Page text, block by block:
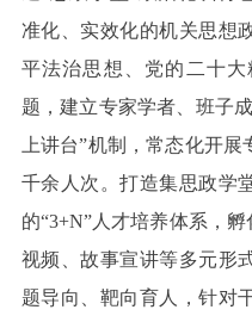
准化、实效化的机关思想
平法治思想、党的二十
题，建立专家学者、班子
上讲台”机制，常态化开
千余人次。打造集思政学
的“3+N”人才培养体系，
视频、故事宣讲等多元形
题导向、靶向育人，针对